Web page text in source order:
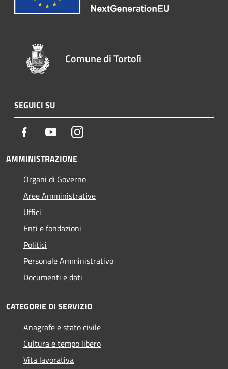
Comune di Tortolì
SEGUICI SU
Facebook YoutubeInstagram
AMMINISTRAZIONE
Organi di Governo
Aree Amministrative
Uffici
Enti e fondazioni
Politici
Personale Amministrativo
Documenti e dati
CATEGORIE DI SERVIZIO
Anagrafe e stato civile
Cultura e tempo libero
Vita lavorativa